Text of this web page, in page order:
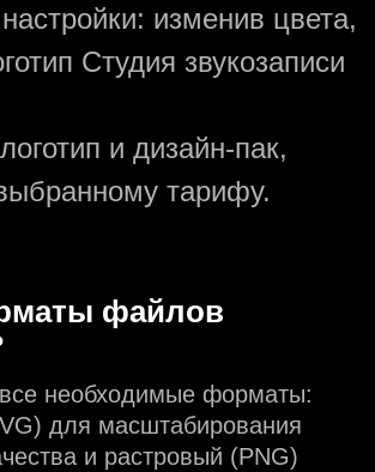
изменив цвета,
Студия звукозаписи
и дизайн-пак,
тарифу.
файлов
необходимые форматы:
для масштабирования
и растровый (PNG)